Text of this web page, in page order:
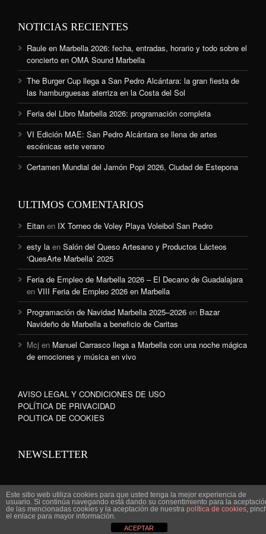
NOTICIAS RECIENTES
Raule en Marbella 2026: fecha, entradas, horario y todo sobre el
concierto en OMA Sound Marbella
The Burger Cup llega a San Pedro Alcántara: la gran fiesta de
las hamburguesas aterriza en la Costa del Sol
Feria del Libro Marbella 2026: programación completa
VI Edición MAE: San Pedro Alcántara se llena de artes
escénicas este verano
Certamen Mundial del Jamón Popi 2026, Ciudad de Estepona
ULTIMOS COMENTARIOS
Eitan en IX Torneo de Voley Playa Voleibol San Pedro
esty la en Salón del Queso Artesano y Productos Lácteos
‘QuesArte Marbella’ 2025
Feria de Empleo de Marbella 2026 – El Decano de Guadalajara
en VIII Feria de Empleo 2026 en Marbella
Programación de Navidad Marbella 2025–2026 en Bazar
Navideño de Marbella a beneficio de Caritas
Mcj en Manuel Carrasco llega a Marbella con una noche mágica
de emociones y música en vivo
AVISO LEGAL Y CONDICIONES DE USO
POLÍTICA DE PRIVACIDAD
POLITICA DE COOKIES
NEWSLETTER
www.marbella-sanpedro.com 2010©
Este sitio web utiliza cookies para que usted tenga la mejor experiencia de
usuario. Si continúa navegando está dando su consentimiento para la
de las mencionadas cookies y la aceptación de nuestra política de cookies,
el enlace para mayor información.
ACEPTAR